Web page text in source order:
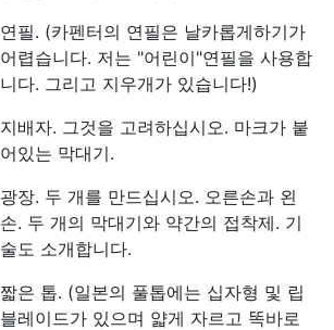
연필. (카펜터의 연필은 날카롭게하기가
어렵습니다. 저는 "어린이"연필을 사용합
니다. 그리고 지우개가 있습니다!)
지배자. 그것을 고려하십시오. 마크가 붙
어있는 막대기.
광장. 두 개를 만드십시오. 오른손과 왼
손. 두 개의 막대기와 약간의 접착제. 기
술도 소개합니다.
짧은 톱. (일본의 풀톱에는 십자형 및 립
블레이드가 있으며 얇게 자르고 똑바로